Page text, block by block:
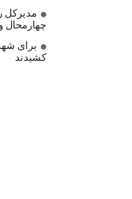
مدیرکل
چهارمحال
کشیدند